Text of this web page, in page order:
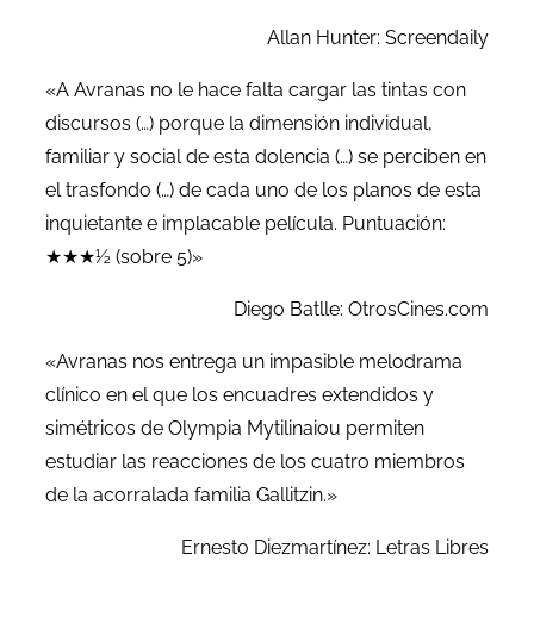
Allan Hunter: Screendaily
«A Avranas no le hace falta cargar las tintas con
discursos (…) porque la dimensión individual,
familiar y social de esta dolencia (…) se perciben en
el trasfondo (…) de cada uno de los planos de esta
inquietante e implacable película. Puntuación:
★★★½ (sobre 5)»
Diego Batlle: OtrosCines.com
«Avranas nos entrega un impasible melodrama
clínico en el que los encuadres extendidos y
simétricos de Olympia Mytilinaiou permiten
estudiar las reacciones de los cuatro miembros
de la acorralada familia Gallitzin.»
Ernesto Diezmartínez: Letras Libres